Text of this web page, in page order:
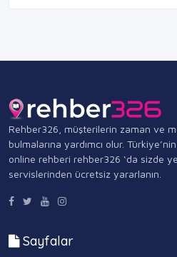
Rehber326, müşterilerin zaman ve
bulmalarına yardımcı olur.
online rehberi rehber326 ‘da sizde
servislerinden ücretsiz yararlanın.
Sayfalar